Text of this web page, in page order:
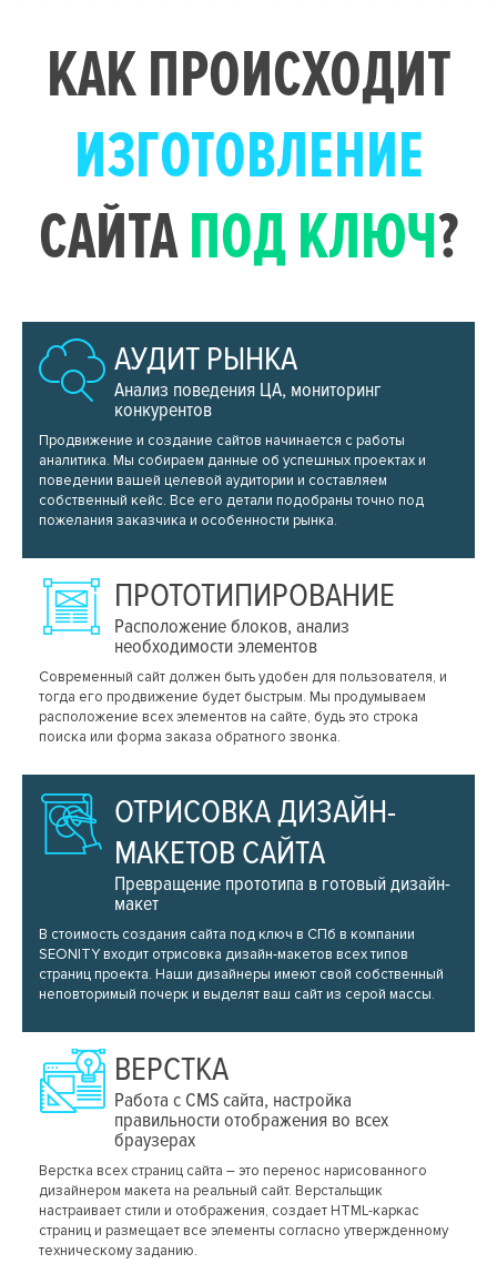
КАК ПРОИСХОДИТ
ИЗГОТОВЛЕНИЕ
САЙТАПОД КЛЮЧ?
АУДИТ РЫНКА
Анализ поведения ЦА, мониторинг
конкурентов
Продвижение и создание сайтов начинается с работы
аналитика. Мы собираем данные об успешных проектах и
поведении вашей целевой аудитории и составляем
собственный кейс. Все его детали подобраны точно под
пожелания заказчика и особенности рынка.
ПРОТОТИПИРОВАНИЕ
Расположение блоков, анализ
необходимости элементов
Современный сайт должен быть удобен для пользователя, и
тогда его продвижение будет быстрым. Мы продумываем
расположение всех элементов на сайте, будь это строка
поиска или форма заказа обратного звонка.
ОТРИСОВКА ДИЗАЙН-
МАКЕТОВ САЙТА
Превращение прототипа в готовый дизайн-
макет
В стоимость создания сайта под ключ в СПб в компании
SEONITY входит отрисовка дизайн-макетов всех типов
страниц проекта. Наши дизайнеры имеют свой собственный
неповторимый почерк и выделят ваш сайт из серой массы.
ВЕРСТКА
Работа с CMS сайта, настройка
правильности отображения во всех
браузерах
Верстка всех страниц сайта – это перенос нарисованного
дизайнером макета на реальный сайт. Верстальщик
настраивает стили и отображения, создает HTML-каркас
страниц и размещает все элементы согласно утвержденному
техническому заданию.